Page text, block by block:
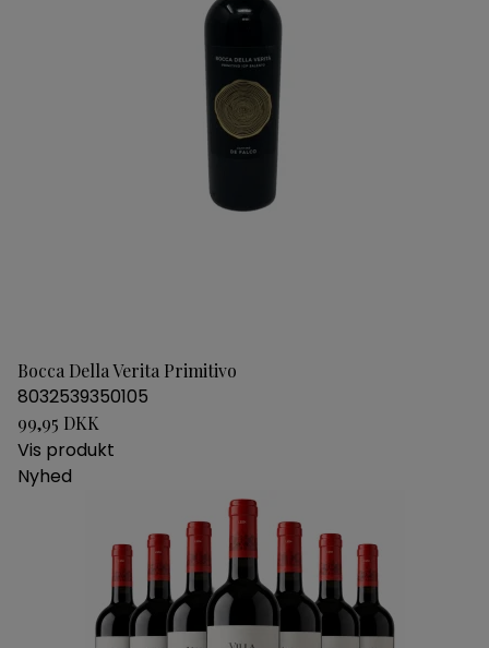
Bocca Della Verita Primitivo
8032539350105
99,95 DKK
Vis produkt
Nyhed